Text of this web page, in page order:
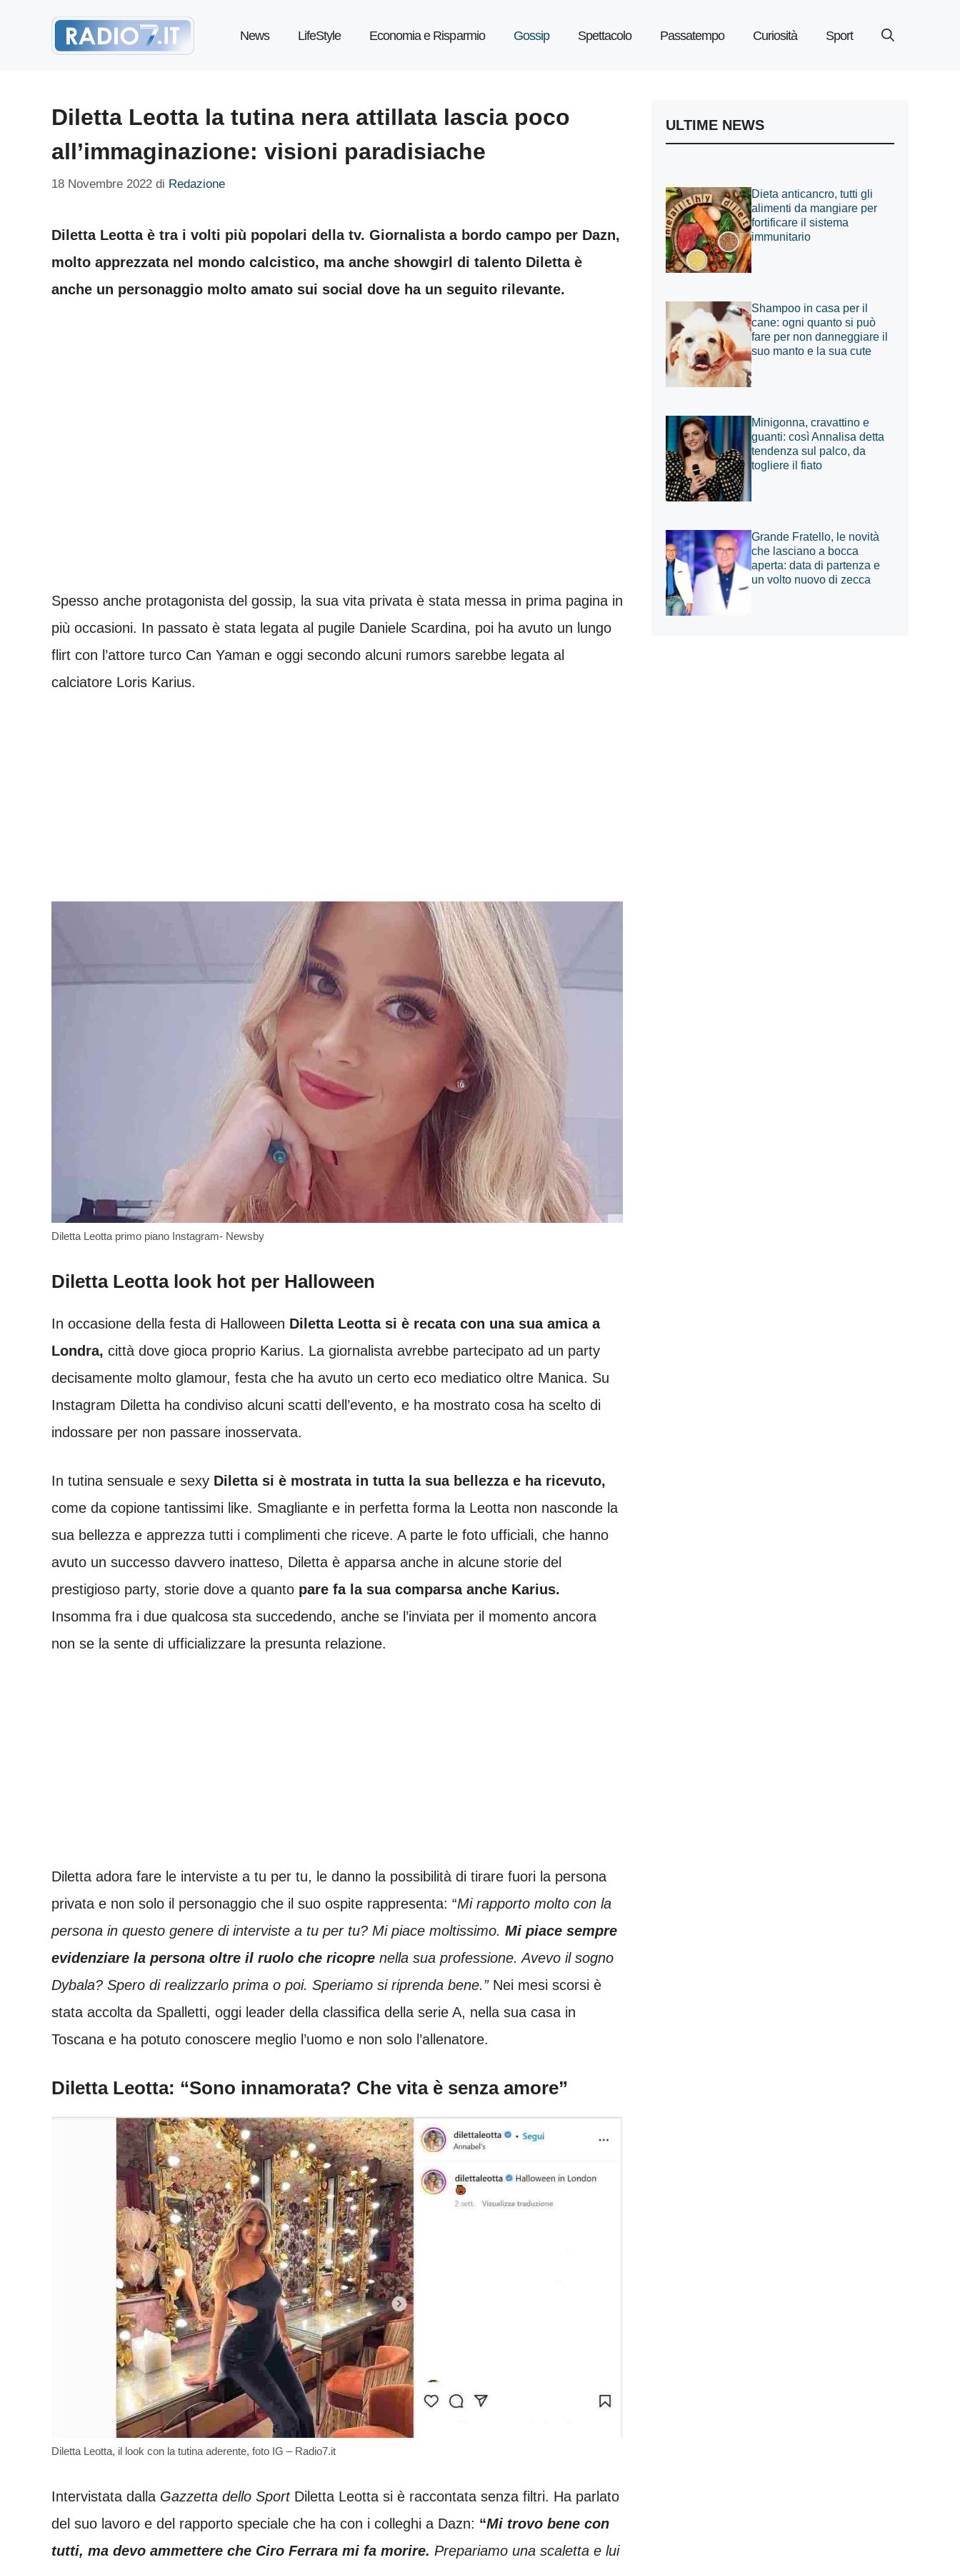
News LifeStyle Economia e Risparmio Gossip Spettacolo Passatempo Curiosità Sport
Diletta Leotta la tutina nera attillata lascia poco
all’immaginazione: visioni paradisiache
18 Novembre 2022 di Redazione
Diletta Leotta è tra i volti più popolari della tv. Giornalista a bordo campo per Dazn,
molto apprezzata nel mondo calcistico, ma anche showgirl di talento Diletta è
anche un personaggio molto amato sui social dove ha un seguito rilevante.
Spesso anche protagonista del gossip, la sua vita privata è stata messa in prima pagina in
più occasioni. In passato è stata legata al pugile Daniele Scardina, poi ha avuto un lungo
flirt con l’attore turco Can Yaman e oggi secondo alcuni rumors sarebbe legata al
calciatore Loris Karius.
Diletta Leotta primo piano Instagram- Newsby
Diletta Leotta look hot per Halloween
In occasione della festa di Halloween Diletta Leotta si è recata con una sua amica a
Londra, città dove gioca proprio Karius. La giornalista avrebbe partecipato ad un party
decisamente molto glamour, festa che ha avuto un certo eco mediatico oltre Manica. Su
Instagram Diletta ha condiviso alcuni scatti dell’evento, e ha mostrato cosa ha scelto di
indossare per non passare inosservata.
In tutina sensuale e sexy Diletta si è mostrata in tutta la sua bellezza e ha ricevuto,
come da copione tantissimi like. Smagliante e in perfetta forma la Leotta non nasconde la
sua bellezza e apprezza tutti i complimenti che riceve. A parte le foto ufficiali, che hanno
avuto un successo davvero inatteso, Diletta è apparsa anche in alcune storie del
prestigioso party, storie dove a quanto pare fa la sua comparsa anche Karius.
Insomma fra i due qualcosa sta succedendo, anche se l’inviata per il momento ancora
non se la sente di ufficializzare la presunta relazione.
Diletta adora fare le interviste a tu per tu, le danno la possibilità di tirare fuori la persona
privata e non solo il personaggio che il suo ospite rappresenta: “Mi rapporto molto con la
persona in questo genere di interviste a tu per tu? Mi piace moltissimo. Mi piace sempre
evidenziare la persona oltre il ruolo che ricopre nella sua professione. Avevo il sogno
Dybala? Spero di realizzarlo prima o poi. Speriamo si riprenda bene.” Nei mesi scorsi è
stata accolta da Spalletti, oggi leader della classifica della serie A, nella sua casa in
Toscana e ha potuto conoscere meglio l’uomo e non solo l’allenatore.
Diletta Leotta: “Sono innamorata? Che vita è senza amore”
Diletta Leotta, il look con la tutina aderente, foto IG – Radio7.it
Intervistata dalla Gazzetta dello SportDiletta Leotta si è raccontata senza filtri. Ha parlato
del suo lavoro e del rapporto speciale che ha con i colleghi a Dazn: “Mi trovo bene con
tutti, ma devo ammettere che Ciro Ferrara mi fa morire. Prepariamo una scaletta e lui
ULTIME NEWS
Dieta anticancro, tutti gli
alimenti da mangiare per
fortificare il sistema
immunitario
Shampoo in casa per il
cane: ogni quanto si può
fare per non danneggiare il
suo manto e la sua cute
Minigonna, cravattino e
guanti: così Annalisa detta
tendenza sul palco, da
togliere il fiato
Grande Fratello, le novità
che lasciano a bocca
aperta: data di partenza e
un volto nuovo di zecca